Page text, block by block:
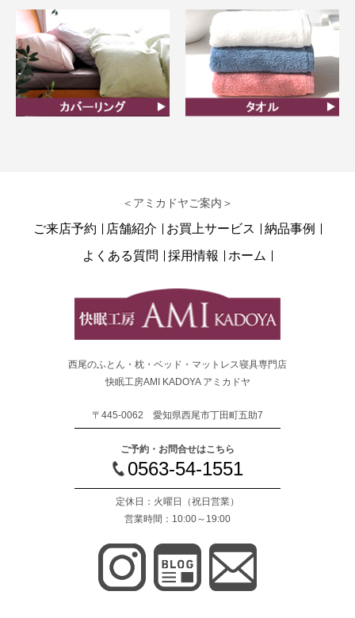
＜アミカドヤご案内＞
ご来店予約 店舗紹介 お買上サービス
納品事例
よくある質問
採用情報 ホーム
西尾のふとん・枕・ベッド・マットレス寝具専門店
快眠工房AMI KADOYA アミカドヤ
〒445-0062 愛知県西尾市丁田町五助7
ご予約・お問合せはこちら
0563-54-1551
定休日：火曜日
（祝日営業）
営業時間：10:00～19:00